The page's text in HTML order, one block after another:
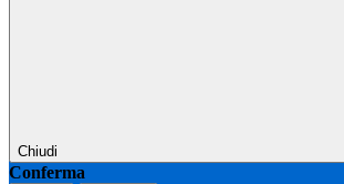
Chiudi
Conferma